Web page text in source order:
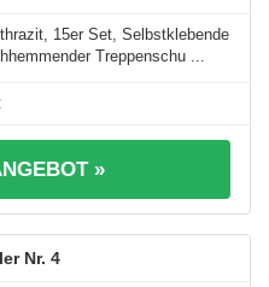
15er Set, Selbstklebende
Treppenschu ...
»
4